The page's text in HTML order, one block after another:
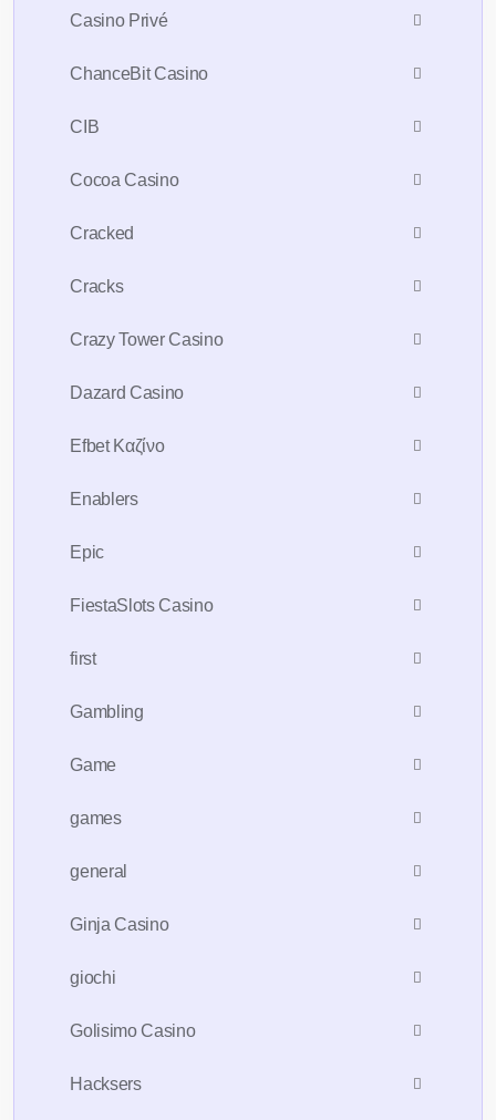
Casino Privé
ChanceBit Casino
CIB
Cocoa Casino
Cracked
Cracks
Crazy Tower Сasino
Dazard Casino
Efbet Καζίνο
Enablers
Epic
FiestaSlots Casino
first
Gambling
Game
games
general
Ginja Casino
giochi
Golisimo Casino
Hacksers